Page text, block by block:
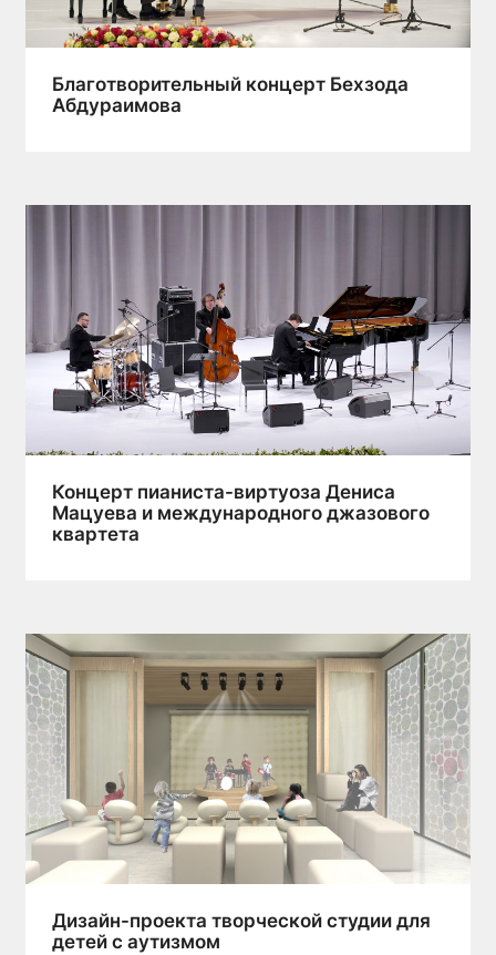
Благотворительный концерт Бехзода
Абдураимова
Концерт пианиста-виртуоза Дениса
Мацуева и международного джазового
квартета
Дизайн-проекта творческой студии для
детей с аутизмом